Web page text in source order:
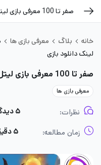
صفر تا 100 معرفی بازی لیتل امپایر+ لینک دانلود بازی
خانه بلاگ معرفی بازی ها
لینک دانلود بازی
صفر تا 100 معرفی بازی لیتل امپایر+ لینک دانلود بازی
معرفی بازی ها
نظرات: ۵ دیدگاه
زمان مطالعه: ۵ دقیقه